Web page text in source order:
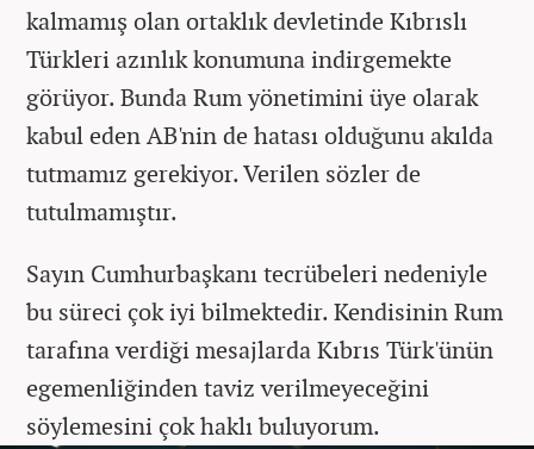
kalmamış olan ortaklık devletinde Kıbrıslı
Türkleri azınlık konumuna indirgemekte
görüyor. Bunda Rum yönetimini üye olarak
kabul eden AB'nin de hatası olduğunu akılda
tutmamız gerekiyor. Verilen sözler de
tutulmamıştır.
Sayın Cumhurbaşkanı tecrübeleri nedeniyle
bu süreci çok iyi bilmektedir. Kendisinin Rum
tarafına verdiği mesajlarda Kıbrıs Türk'ünün
egemenliğinden taviz verilmeyeceğini
söylemesini çok haklı buluyorum.